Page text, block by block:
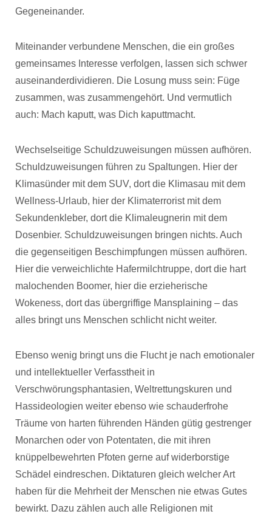
Gegeneinander.
Miteinander verbundene Menschen, die ein großes
gemeinsames Interesse verfolgen, lassen sich schwer
auseinanderdividieren. Die Losung muss sein: Füge
zusammen, was zusammengehört. Und vermutlich
auch: Mach kaputt, was Dich kaputtmacht.
Wechselseitige Schuldzuweisungen müssen aufhören.
Schuldzuweisungen führen zu Spaltungen. Hier der
Klimasünder mit dem SUV, dort die Klimasau mit dem
Wellness-Urlaub, hier der Klimaterrorist mit dem
Sekundenkleber, dort die Klimaleugnerin mit dem
Dosenbier. Schuldzuweisungen bringen nichts. Auch
die gegenseitigen Beschimpfungen müssen aufhören.
Hier die verweichlichte Hafermilchtruppe, dort die hart
malochenden Boomer, hier die erzieherische
Wokeness, dort das übergriffige Mansplaining – das
alles bringt uns Menschen schlicht nicht weiter.
Ebenso wenig bringt uns die Flucht je nach emotionaler
und intellektueller Verfasstheit in
Verschwörungsphantasien, Weltrettungskuren und
Hassideologien weiter ebenso wie schauderfrohe
Träume von harten führenden Händen gütig gestrenger
Monarchen oder von Potentaten, die mit ihren
knüppelbewehrten Pfoten gerne auf widerborstige
Schädel eindreschen. Diktaturen gleich welcher Art
haben für die Mehrheit der Menschen nie etwas Gutes
bewirkt. Dazu zählen auch alle Religionen mit